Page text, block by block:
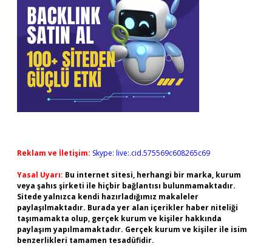
Reklam ve İletişim: Skype: live:.cid.575569c608265c69
Yasal Uyarı: Bu internet sitesi, herhangi bir marka, kurum
veya şahıs şirketi ile hiçbir bağlantısı bulunmamaktadır.
Sitede yalnızca kendi hazırladığımız makaleler
paylaşılmaktadır. Burada yer alan içerikler haber niteliği
taşımamakta olup, gerçek kurum ve kişiler hakkında
paylaşım yapılmamaktadır. Gerçek kurum ve kişiler ile isim
benzerlikleri tamamen tesadüfidir.